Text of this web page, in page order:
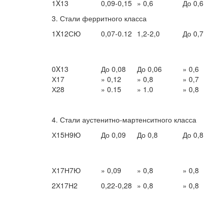
1X13 0,09-0,15 » 0,6 До 0,6
3. Стали ферритного класса
1X12СЮ
0,07-0.12 1,2-2,0 До 0,7
0X13
Х17
Х28
До 0,08
» 0,12
» 0.15
До 0,06
» 0,8
» 1.0
» 0,6
» 0,7
» 0,8
4. Стали аустенитно-мартенситного класса
Х15Н9Ю
До 0,09 До 0,8 До 0,8
Х17Н7Ю » 0,09 » 0,8 » 0,8
2Х17Н2
0,22-0,28 » 0,8 » 0,8